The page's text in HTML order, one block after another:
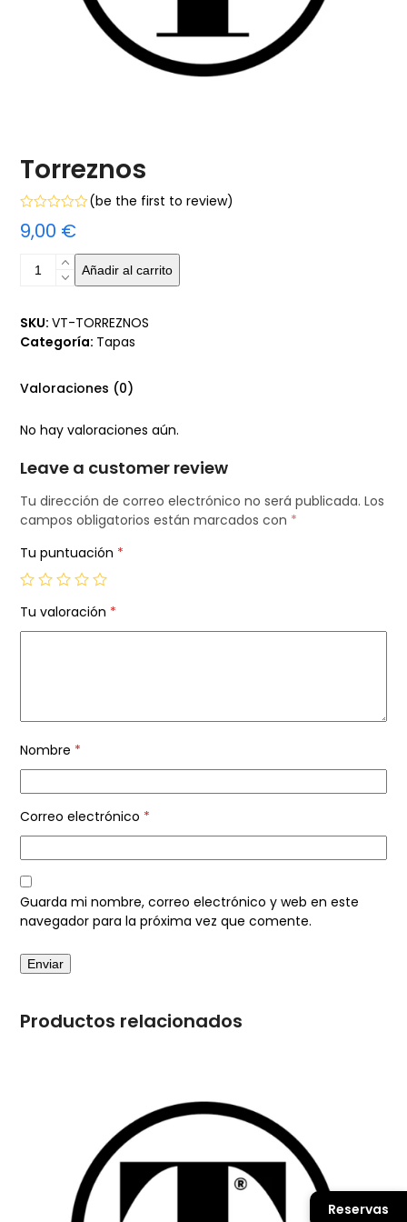
Torreznos
con
(be the first to review)
9,00 €
Torreznos
cantidad
Añadir al carrito
SKU:VT-TORREZNOS
Categoría: Tapas
Valoraciones (0)
No hay valoraciones aún.
Leave a customer review
Tu dirección de correo electrónico no será publicada. Los
campos obligatorios están marcados con *
Tu puntuación *
Tu valoración *
Nombre *
Correo electrónico *
Guarda mi nombre, correo electrónico y web en este
navegador para la próxima vez que comente.
Productos relacionados
Reservas